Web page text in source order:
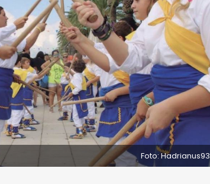
Foto: Hadrianus93